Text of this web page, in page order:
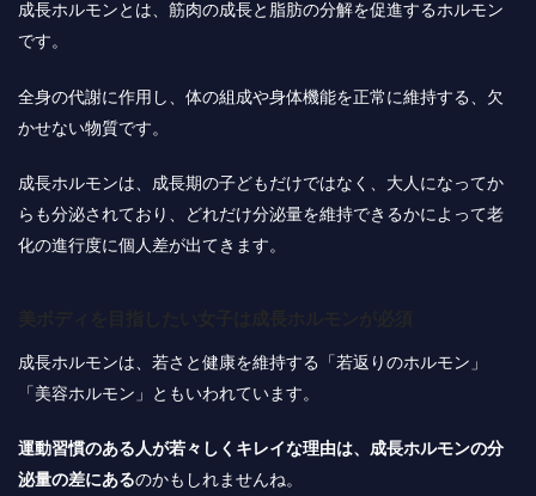
成長ホルモンとは、 筋肉の成長と脂肪の分解を促進するホルモン
です。
全身の代謝に作用し、体の組成や身体機能を正常に維持する、欠
かせない物質です。
成長ホルモンは、成長期の子どもだけではなく、大人になってか
らも分泌されており、どれだけ分泌量を維持できるかによって老
化の進行度に個人差が出てきます。
成長ホルモンは、若さと健康を維持する「若返りのホルモン」
「美容ホルモン」ともいわれています。
運動習慣のある人が若々しくキレイな理由は、成長ホルモンの分
泌量の差にあるのかもしれませんね。